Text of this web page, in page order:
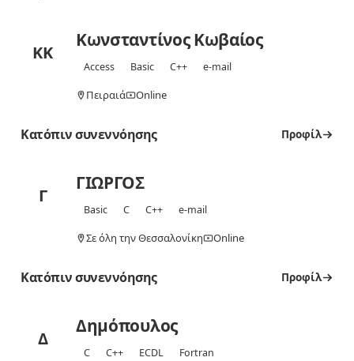
ΚΚ
Κωνσταντίνος Κωβαίος
Access Basic C++ e-mail
Πειραιά Online
Κατόπιν συνεννόησης Προφίλ
Γ
ΓΙΩΡΓΟΣ
Basic C C++ e-mail
Σε όλη την Θεσσαλονίκη Online
Κατόπιν συνεννόησης Προφίλ
Δ
Δημόπουλος
C C++ ECDL Fortran